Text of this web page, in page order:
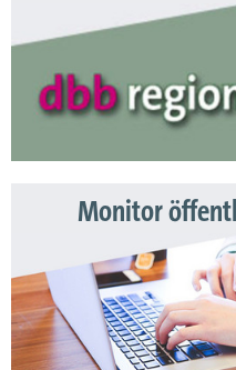
Monitor